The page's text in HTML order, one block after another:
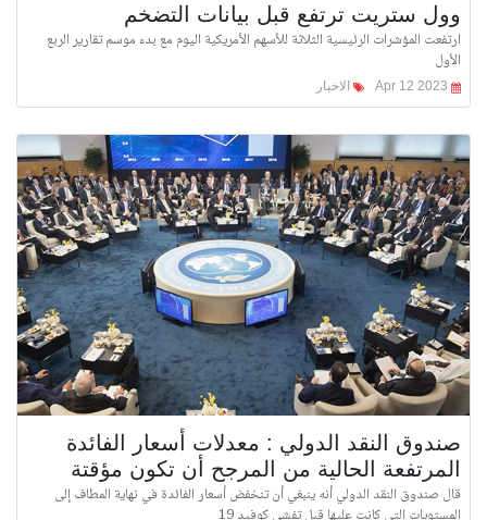
وول ستريت ترتفع قبل بيانات التضخم
ارتفعت المؤشرات الرئيسية الثلاثة للأسهم الأمريكية اليوم مع بدء موسم تقارير الربع
الأول
الاخبار
صندوق النقد الدولي : معدلات أسعار الفائدة
المرتفعة الحالية من المرجح أن تكون مؤقتة
قال صندوق النقد الدولي أنه ينبغي أن تنخفض أسعار الفائدة في نهاية المطاف إلى